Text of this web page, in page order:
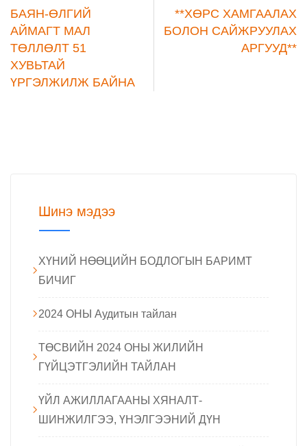
БАЯН-ӨЛГИЙ
АЙМАГТ МАЛ
ТӨЛЛӨЛТ 51
ХУВЬТАЙ
ҮРГЭЛЖИЛЖ БАЙНА
**ХӨРС ХАМГААЛАХ
БОЛОН САЙЖРУУЛАХ
АРГУУД**
Шинэ мэдээ
ХҮНИЙ НӨӨЦИЙН БОДЛОГЫН БАРИМТ
БИЧИГ
2024 ОНЫ Аудитын тайлан
ТӨСВИЙН 2024 ОНЫ ЖИЛИЙН
ГҮЙЦЭТГЭЛИЙН ТАЙЛАН
ҮЙЛ АЖИЛЛАГААНЫ ХЯНАЛТ-
ШИНЖИЛГЭЭ, ҮНЭЛГЭЭНИЙ ДҮН